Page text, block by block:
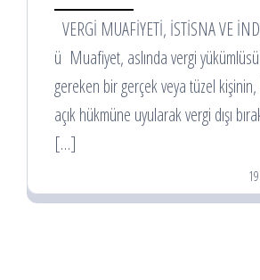
VERGİ MUAFİYETİ, İSTİSNA VE
ü Muafiyet, aslında vergi
gereken bir gerçek veya tüzel
açık hükmüne uyularak vergi dışı
[…]